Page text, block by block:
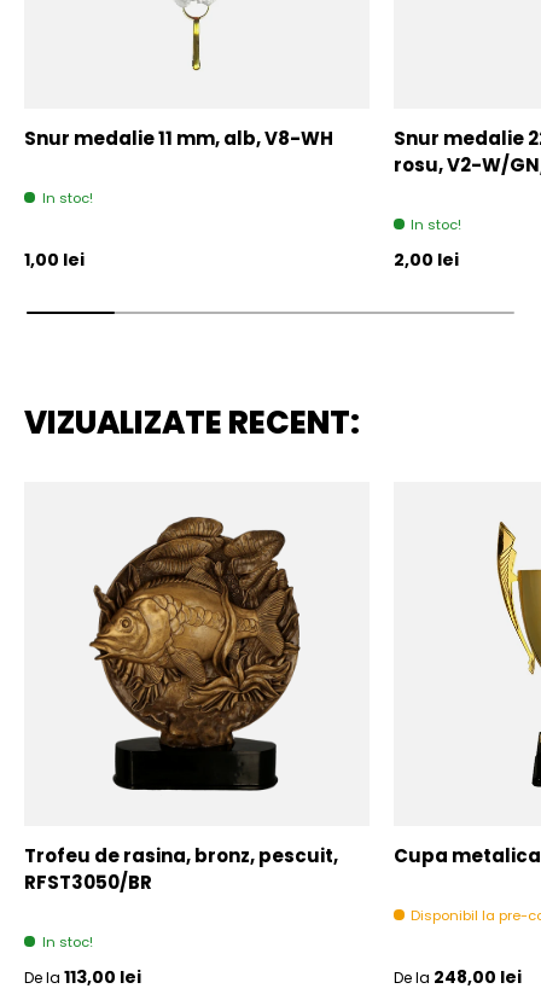
Snur medalie 11 mm, alb, V8-WH
In stoc!
Pret initial
1,00 lei
Snur medalie
rosu, V2-W/
In stoc!
Pret initial
2,00 lei
VIZUALIZATE RECENT:
Trofeu de rasina, bronz, pescuit,
RFST3050/BR
In stoc!
Pret initial
De la 113,00 lei
Cupa
Disponibil la pre-
Pret initial
De la 248,00 lei